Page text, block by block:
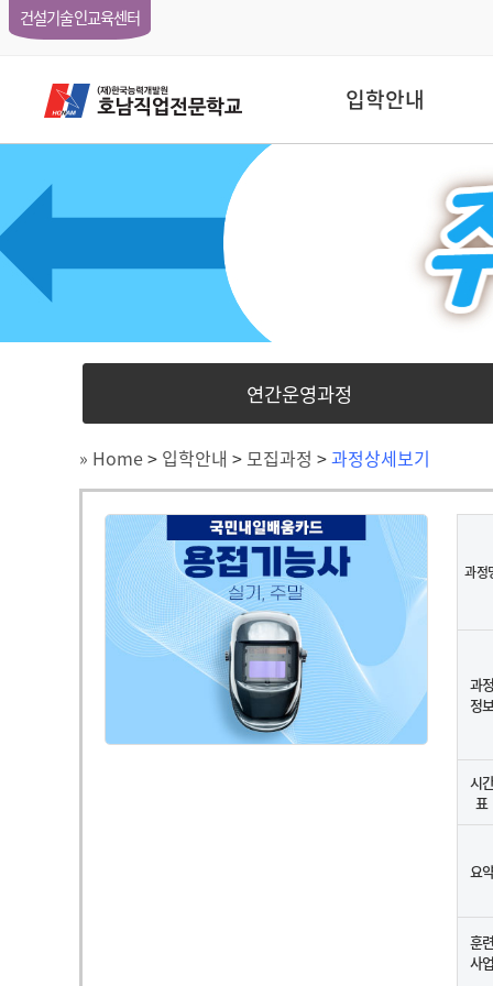
건설기술인교육센터
입학안내
연간운영과정
» Home> 입학안내 > 모집과정 >과정상세보기
과정
과정
정보
시
표
요
훈련
사업